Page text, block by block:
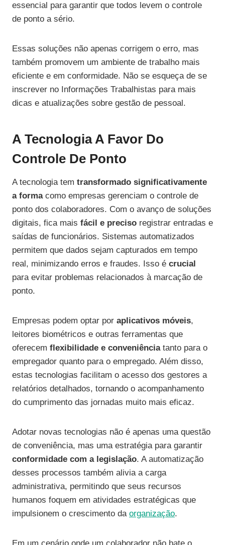
essencial para garantir que todos levem o controle
de ponto a sério.
Essas soluções não apenas corrigem o erro, mas
também promovem um ambiente de trabalho mais
eficiente e em conformidade. Não se esqueça de se
inscrever no Informações Trabalhistas para mais
dicas e atualizações sobre gestão de pessoal.
A Tecnologia A Favor Do
Controle De Ponto
A tecnologia tem transformado significativamente
a formacomo empresas gerenciam o controle de
ponto dos colaboradores. Com o avanço de soluções
digitais, fica mais fácil e preciso registrar entradas e
saídas de funcionários. Sistemas automatizados
permitem que dados sejam capturados em tempo
real, minimizando erros e fraudes. Isso é crucial
para evitar problemas relacionados à marcação de
ponto.
Empresas podem optar por aplicativos móveis,
leitores biométricos e outras ferramentas que
oferecem flexibilidade e conveniênciatanto para o
empregador quanto para o empregado. Além disso,
estas tecnologias facilitam o acesso dos gestores a
relatórios detalhados, tornando o acompanhamento
do cumprimento das jornadas muito mais eficaz.
Adotar novas tecnologias não é apenas uma questão
de conveniência, mas uma estratégia para garantir
conformidade com a legislação. A automatização
desses processos também alivia a carga
administrativa, permitindo que seus recursos
humanos foquem em atividades estratégicas que
impulsionem o crescimento da organização.